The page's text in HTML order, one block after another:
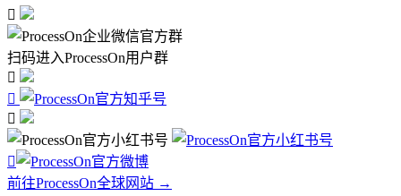

扫码进入ProcessOn用户群




前往ProcessOn全球网站 →